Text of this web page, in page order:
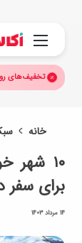
منو
تخفیف‌های
خانه
۱۰
برای سفر
14 مرداد 1403